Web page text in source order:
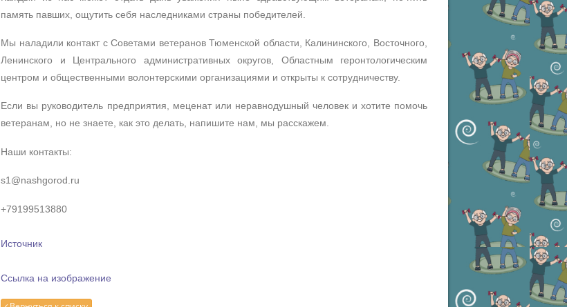
память павших, ощутить себя наследниками страны победителей.
Мы наладили контакт с Советами ветеранов Тюменской области, Калининского, Восточного,
Ленинского и Центрального административных округов, Областным геронтологическим
центром и общественными волонтерскими организациями и открыты к сотрудничеству.
Если вы руководитель предприятия, меценат или неравнодушный человек и хотите помочь
ветеранам, но не знаете, как это делать, напишите нам, мы расскажем.
Наши контакты:
s1@nashgorod.ru
+79199513880
Источник
Ссылка на изображение